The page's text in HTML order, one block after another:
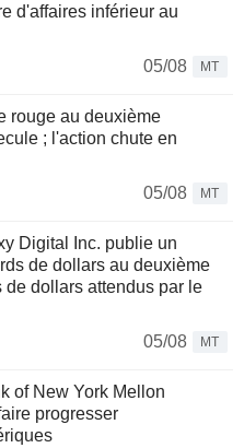
d'affaires inférieur au
05/08
MT
rouge au deuxième
; l'action chute en
05/08
MT
Digital Inc. publie un
de dollars au deuxième
de dollars attendus par le
05/08
MT
of New York Mellon
progresser